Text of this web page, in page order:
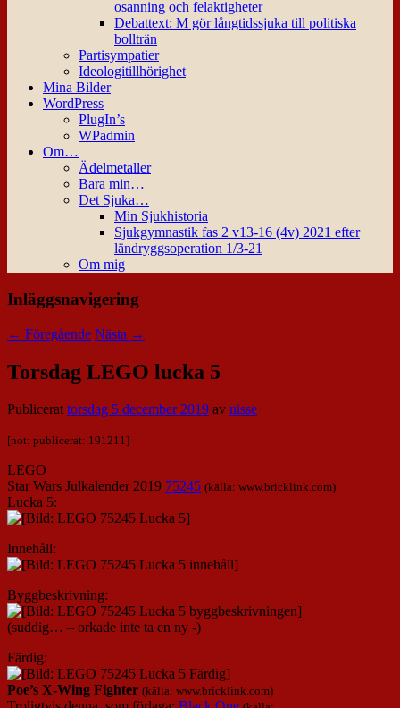
osanning och felaktigheter
Debattext: M gör långtidssjuka till politiska
bollträn
Partisympatier
Ideologitillhörighet
Mina Bilder
WordPress
PlugIn’s
WPadmin
Om…
Ädelmetaller
Bara min…
Det Sjuka…
Min Sjukhistoria
Sjukgymnastik fas 2 v13-16 (4v) 2021 efter
ländryggsoperation 1/3-21
Om mig
Inläggsnavigering
← Föregående Nästa →
Torsdag LEGO lucka 5
Publicerattorsdag 5 december 2019 av nisse
[not: publicerat: 191211]
LEGO
Star Wars Julkalender 2019 75245 (källa: www.bricklink.com)
Lucka 5:
Innehåll:
Byggbeskrivning:
(suddig… – orkade inte ta en ny -)
Färdig:
Poe’s X-Wing Fighter (källa: www.bricklink.com)